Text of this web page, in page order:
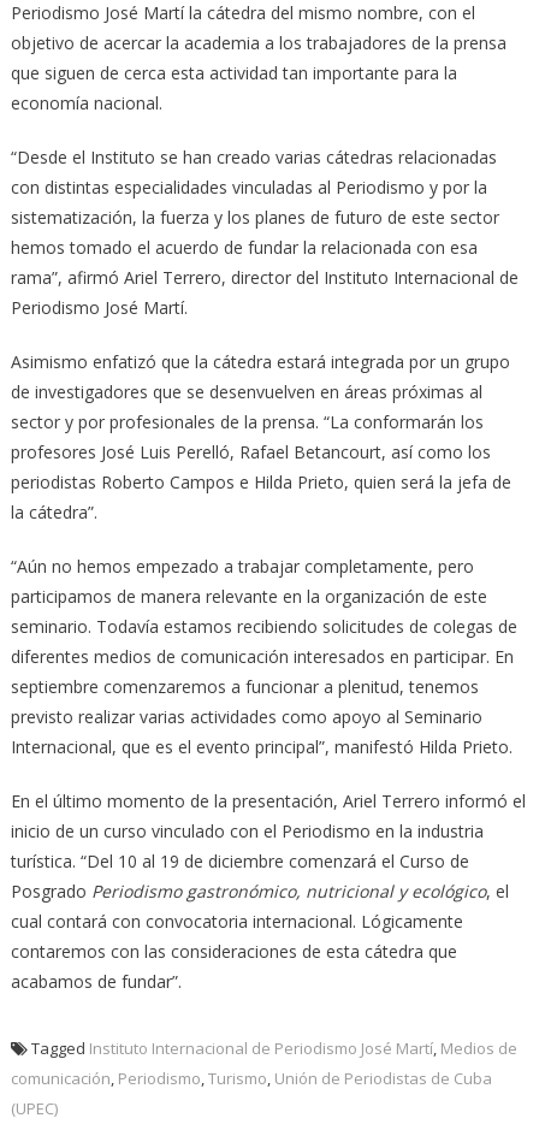
Periodismo José Martí la cátedra del mismo nombre, con el
objetivo de acercar la academia a los trabajadores de la prensa
que siguen de cerca esta actividad tan importante para la
economía nacional.
“Desde el Instituto se han creado varias cátedras relacionadas
con distintas especialidades vinculadas al Periodismo y por la
sistematización, la fuerza y los planes de futuro de este sector
hemos tomado el acuerdo de fundar la relacionada con esa
rama”, afirmó Ariel Terrero, director del Instituto Internacional de
Periodismo José Martí.
Asimismo enfatizó que la cátedra estará integrada por un grupo
de investigadores que se desenvuelven en áreas próximas al
sector y por profesionales de la prensa. “La conformarán los
profesores José Luis Perelló, Rafael Betancourt, así como los
periodistas Roberto Campos e Hilda Prieto, quien será la jefa de
la cátedra”.
“Aún no hemos empezado a trabajar completamente, pero
participamos de manera relevante en la organización de este
seminario. Todavía estamos recibiendo solicitudes de colegas de
diferentes medios de comunicación interesados en participar. En
septiembre comenzaremos a funcionar a plenitud, tenemos
previsto realizar varias actividades como apoyo al Seminario
Internacional, que es el evento principal”, manifestó Hilda Prieto.
En el último momento de la presentación, Ariel Terrero informó el
inicio de un curso vinculado con el Periodismo en la industria
turística. “Del 10 al 19 de diciembre comenzará el Curso de
Posgrado Periodismo gastronómico, nutricional y ecológico, el
cual contará con convocatoria internacional. Lógicamente
contaremos con las consideraciones de esta cátedra que
acabamos de fundar”.
Tagged Instituto Internacional de Periodismo José Martí, Medios de
comunicación, Periodismo,Turismo, Unión de Periodistas de Cuba
(UPEC)